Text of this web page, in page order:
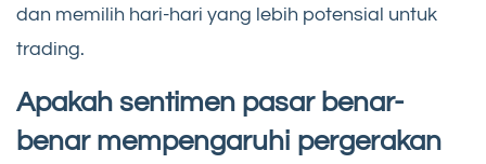
dan memilih hari-hari yang lebih potensial untuk
trading.
Apakah sentimen pasar benar-
benar mempengaruhi pergerakan